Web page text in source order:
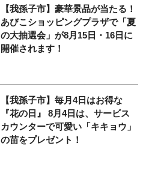
​【我孫子市】豪華景品が当たる！
あびこショッピングプラザで「夏
の大抽選会」が8月15日・16日に
開催されます！
​【我孫子市】毎月4日はお得な
『花の日』 8月4日は、サービス
カウンターで可愛い「キキョウ」
の苗をプレゼント！